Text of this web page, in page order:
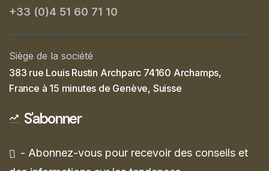
+33 (0)4 51 60 71 10
Siège de la société
383 rue Louis Rustin Archparc 74160 Archamps,
France à 15 minutes de Genève, Suisse
S'abonner
- Abonnez-vous pour recevoir des conseils et